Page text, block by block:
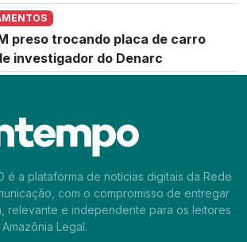
preso trocando placa de carro
investigador do Denarc
é a plataforma de notícias digitais da Rede
com o compromisso de entregar
relevante e independente para os leitores
Legal.